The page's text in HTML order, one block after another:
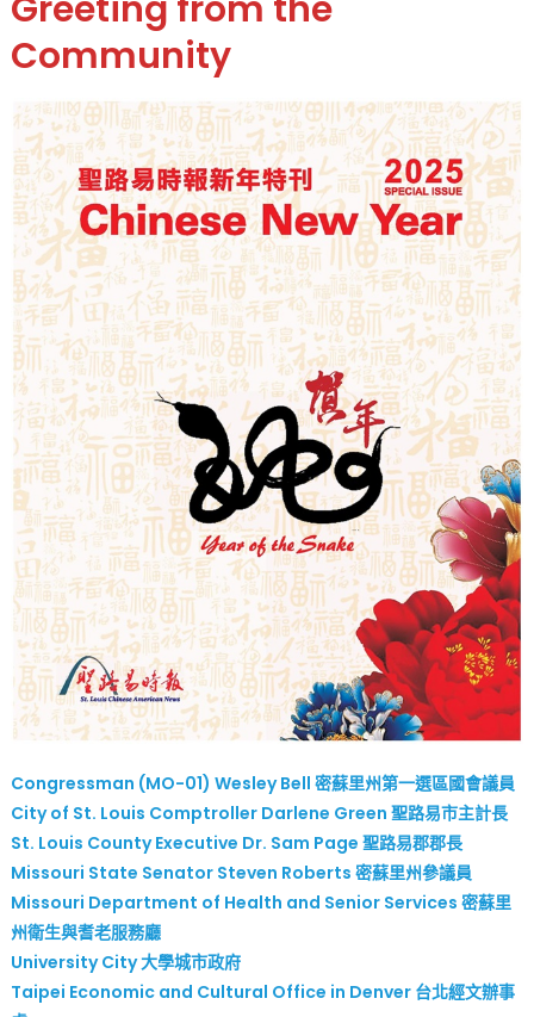
Chinese
Special
Issue
聖
路
易
時
報
蛇
年
新
年
特
刊〉
中
Community
Congressman (MO-01) Wesley Bell 密蘇里州第一選區國會議員
City of St. Louis Comptroller Darlene Green 聖路易市主計長
St. Louis County Executive Dr. Sam Page 聖路易郡郡長
Missouri State Senator Steven Roberts 密蘇里州參議員
Missouri Department of Health and Senior Services 密蘇里
州衛生與耆老服務廳
University City 大學城市政府
Taipei Economic and Cultural Office in Denver 台北經文辦事